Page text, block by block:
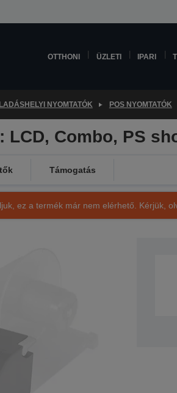
OTTHONI ÜZLETI IPARI
NYOMTATÓK POS NYOMTATÓK
LCD, Combo, PS
Támogatás
ez a termék már nem elérhető. Kérjük,